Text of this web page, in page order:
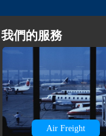
Air Freight
我們的服務